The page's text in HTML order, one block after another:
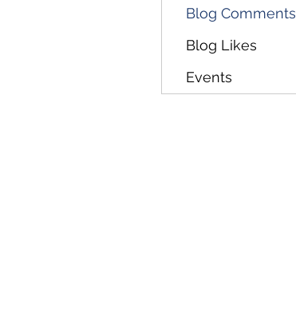
Blog Comments
Blog Likes
Events